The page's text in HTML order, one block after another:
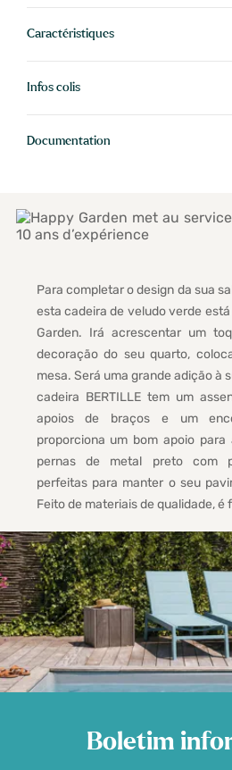
Caractéristiques
Infos colis
Documentation
Para completar o design da sua
esta cadeira de veludo verde
Garden. Irá acrescentar um
decoração do seu quarto,
mesa. Será uma grande adição à
cadeira BERTILLE tem um
apoios de braços e um
proporciona um bom apoio
pernas de metal preto com
perfeitas para manter o seu
Feito de materiais de qualidade, é
Boletim